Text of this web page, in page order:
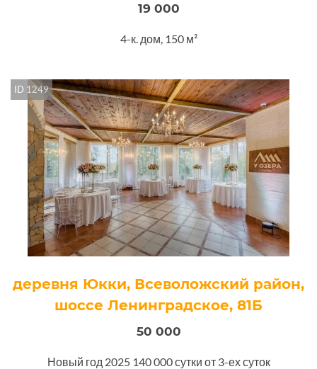
19 000
4-к. дом, 150 м²
ID 1249
деревня Юкки, Всеволожский район,
шоссе Ленинградское, 81Б
50 000
Новый год 2025 140 000 сутки от 3-ех суток